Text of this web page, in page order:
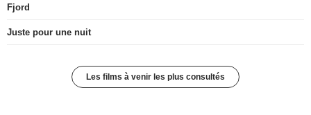
Fjord
Juste pour une nuit
Les films à venir les plus consultés